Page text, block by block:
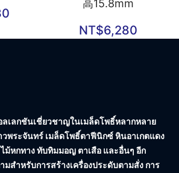
高15.8mm
NT$6,280
ลเลกชันเชี่ยวชาญในเมล็ดโพธิ์หลากหลาย
พระจันทร์ เมล็ดโพธิ์ตาฟีนิกซ์ หินอาเกตแดง
ม้หกทาง ทับทิมมอญ ตาเสือ และอื่นๆ อีก
สำหรับการสร้างเครื่องประดับตามสั่ง การ